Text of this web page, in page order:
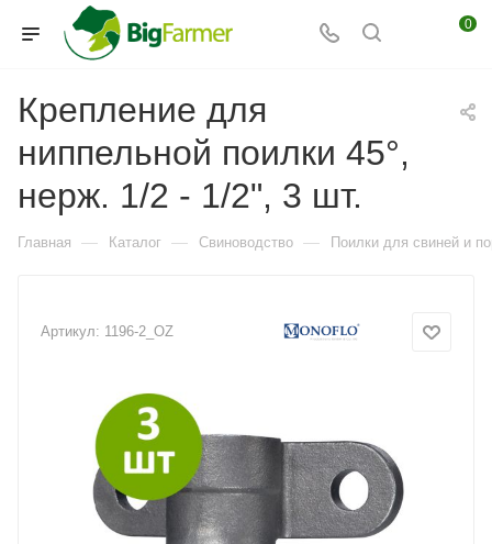
0
Крепление для
ниппельной поилки 45°,
нерж. 1/2 - 1/2", 3 шт.
Главная — Каталог — Свиноводство — Поилки для свиней и
Артикул: 1196-2_OZ